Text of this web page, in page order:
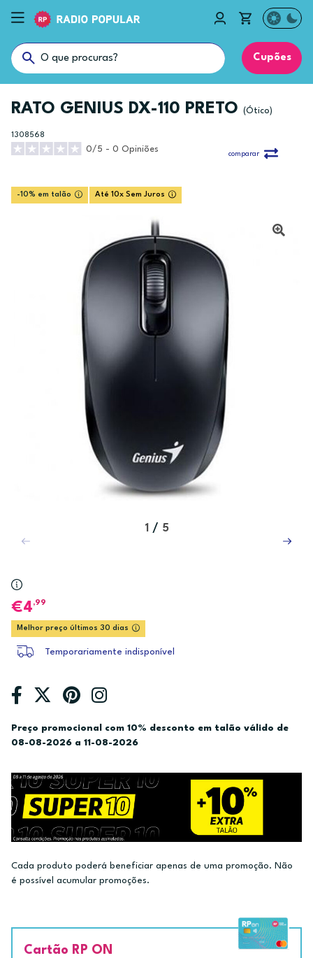
Cupões
RATO GENIUS DX-110 PRETO (Ótico)
1308568
0/5 - 0 Opiniões
comparar
-10% em talão Até 10x Sem Juros
1 / 5
4,99
Melhor preço últimos 30 dias
Temporariamente indisponível
Preço promocional com 10% desconto em talão válido de
08-08-2026 a 11-08-2026
Cada produto poderá beneficiar apenas de uma promoção. Não
é possível acumular promoções.
Cartão RP ON